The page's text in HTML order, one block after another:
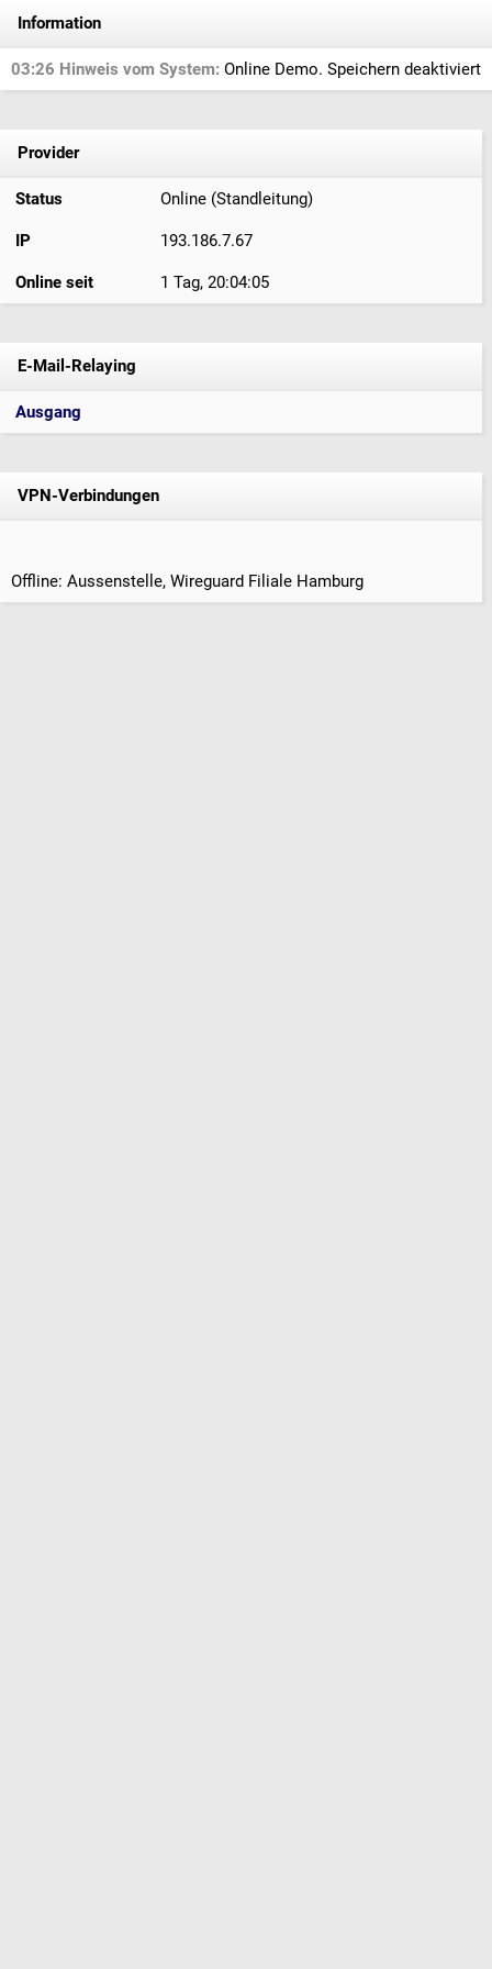
Information
03:26 Hinweis vom System: Online Demo. Speichern deaktiviert
Provider
Status Online (Standleitung)
IP 193.186.7.67
Online seit 1 Tag, 20:04:05
E-Mail-Relaying
Ausgang
VPN-Verbindungen
Offline: Aussenstelle, Wireguard Filiale Hamburg